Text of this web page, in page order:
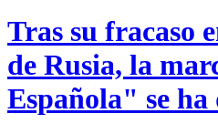
Tras su fracaso
de Rusia, la
Española" se ha